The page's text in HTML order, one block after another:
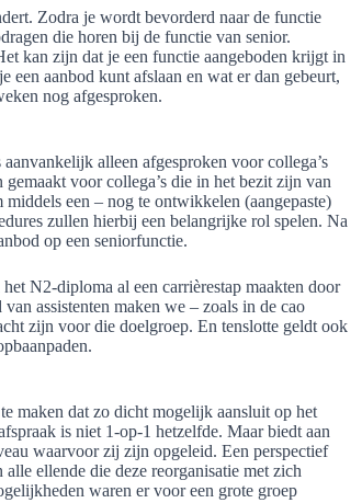
Zodra je wordt bevorderd naar de functie
die horen bij de functie van senior.
kan zijn dat je een functie aangeboden krijgt in
een aanbod kunt afslaan en wat er dan gebeurt,
nog afgesproken.
alleen afgesproken voor collega’s
voor collega’s die in het bezit zijn van
een – nog te ontwikkelen (aangepaste)
zullen hierbij een belangrijke rol spelen. Na
op een seniorfunctie.
N2-diploma al een carrièrestap maakten door
assistenten maken we – zoals in de cao
zijn voor die doelgroep. En tenslotte geldt ook
maken dat zo dicht mogelijk aansluit op het
is niet 1-op-1 hetzelfde. Maar biedt aan
waarvoor zij zijn opgeleid. Een perspectief
ellende die deze reorganisatie met zich
waren er voor een grote groep